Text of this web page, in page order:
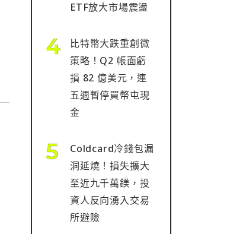
ETF放大市場震盪
比特幣大跌重創微
策略！Q2 帳面虧
損 82 億美元，連
五週暫停買幣屯現
金
Coldcard冷錢包漏
洞延燒！損失擴大
至近九千萬鎂，投
資人反向湧入交易
所避險